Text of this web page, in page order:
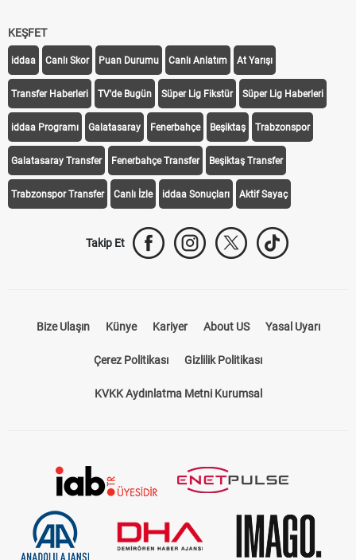
KEŞFET
iddaa Canlı Skor Puan Durumu Canlı Anlatım At Yarışı
Transfer Haberleri TV'de Bugün Süper Lig Fikstür Süper Lig Haberleri
iddaa Programı Galatasaray Fenerbahçe Beşiktaş Trabzonspor
Galatasaray Transfer Fenerbahçe Transfer Beşiktaş Transfer
Trabzonspor Transfer Canlı İzle iddaa Sonuçları Aktif Sayaç
Takip Et
Bize Ulaşın Künye Kariyer About US Yasal Uyarı
Çerez Politikası Gizlilik Politikası
KVKK Aydınlatma Metni Kurumsal